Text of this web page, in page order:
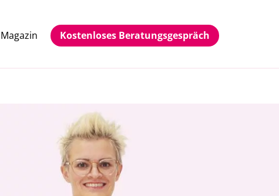
Magazin Kostenloses Beratungsgespräch